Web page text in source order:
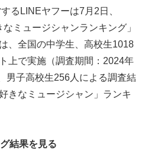
るLINEヤフーは7月2日、
なミュージシャンランキング」
、全国の中学生、高校生1018
上で実施（調査期間：2024年
男子高校生256人による調査結
きなミュージシャン」ランキ
結果を見る